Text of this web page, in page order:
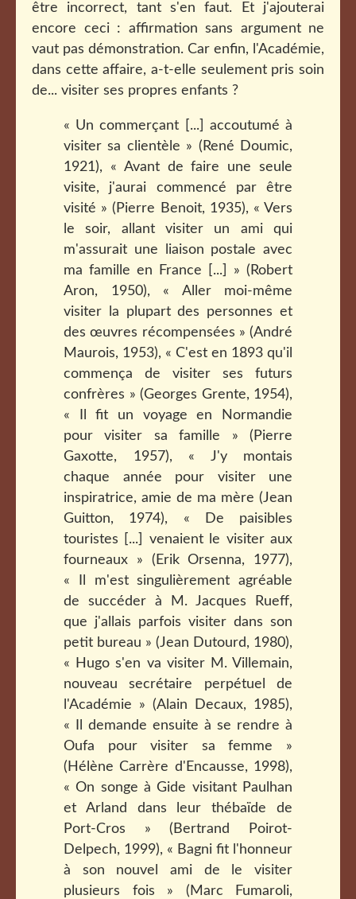
être incorrect, tant s'en faut. Et j'ajouterai
encore ceci : affirmation sans argument ne
vaut pas démonstration. Car enfin, l'Académie,
dans cette affaire, a-t-elle seulement pris soin
de... visiter ses propres enfants ?
« Un commerçant [...] accoutumé à
visiter sa clientèle » (René Doumic,
1921), « Avant de faire une seule
visite, j'aurai commencé par être
visité » (Pierre Benoit, 1935), « Vers
le soir, allant visiter un ami qui
m'assurait une liaison postale avec
ma famille en France [...] » (Robert
Aron, 1950), « Aller moi-même
visiter la plupart des personnes et
des œuvres récompensées » (André
Maurois, 1953), « C'est en 1893 qu'il
commença de visiter ses futurs
confrères » (Georges Grente, 1954),
« Il fit un voyage en Normandie
pour visiter sa famille » (Pierre
Gaxotte, 1957), « J'y montais
chaque année pour visiter une
inspiratrice, amie de ma mère (Jean
Guitton, 1974), « De paisibles
touristes [...] venaient le visiter aux
fourneaux » (Erik Orsenna, 1977),
« Il m'est singulièrement agréable
de succéder à M. Jacques Rueff,
que j'allais parfois visiter dans son
petit bureau » (Jean Dutourd, 1980),
« Hugo s'en va visiter M. Villemain,
nouveau secrétaire perpétuel de
l'Académie » (Alain Decaux, 1985),
« Il demande ensuite à se rendre à
Oufa pour visiter sa femme »
(Hélène Carrère d'Encausse, 1998),
« On songe à Gide visitant Paulhan
et Arland dans leur thébaïde de
Port-Cros » (Bertrand Poirot-
Delpech, 1999), « Bagni fit l'honneur
à son nouvel ami de le visiter
plusieurs fois » (Marc Fumaroli,